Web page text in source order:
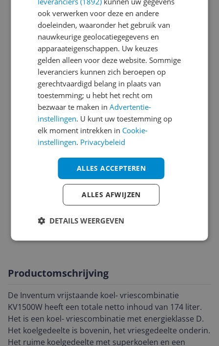
Algemene kenmerken
Capaciteit
Energie
Energieverbruik
Functies
Fysieke kenmerken
Introductie en ondersteuning
Mogelijke vereisten instellen en gebruik
Overige kenmerken
Plaatsing
Productinformatie
Technisch
Productomschrijving
De Inventum vrijstaande koel- vriescombinatie
KV1500W heeft een totale netto inhoud van 174 liter.
Het is een koel- vriescombinatie met energieklasse D.
Het koelgedeelte is bovenin, het vriesgedeelte onderin.
Het ruime koelgedeelte met superkoelen en een
ook verwerken voor deze en andere
doeleinden, waaronder het gebruik van
nauwkeurige geolocatiegegevens en
apparaateigenschappen. Uw keuzes
gelden alleen voor deze website. Sommige
leveranciers kunnen zich beroepen op
gerechtvaardigd belang in plaats van
toestemming; u hebt het recht om
bezwaar te maken inAdvertentie-
instellingen. U kunt uw toestemming op
elk moment intrekken in Cookie-
instellingen. Privacybeleid
ALLES ACCEPTEREN
ALLES AFWIJZEN
DETAILS WEERGEVEN